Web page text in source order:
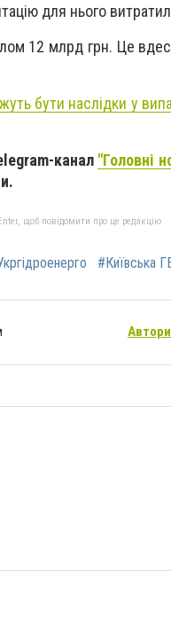
для нього
12 млрд грн. Це
бути наслідки у
канал "Головні
щоб повідомити про це редакцію
#Київська